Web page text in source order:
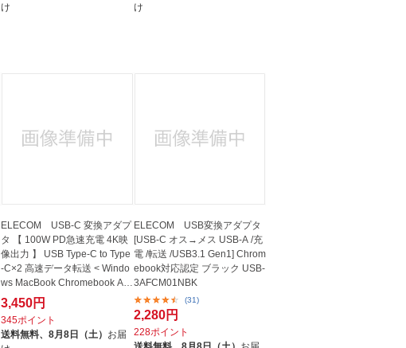
け
け
ELECOM USB-C 変換アダプ
タ 【 100W PD急速充電 4K映
像出力 】 USB Type-C to Type
-C×2 高速データ転送 < Windo
ws MacBook Chromebook An
droid...
3,450円
345ポイント
送料無料、8月8日（土） お届
ELECOM USB変換アダプタ
[USB-C オス→メス USB-A /充
電 /転送 /USB3.1 Gen1] Chrom
ebook対応認定 ブラック USB-
3AFCM01NBK
(31)
2,280円
228ポイント